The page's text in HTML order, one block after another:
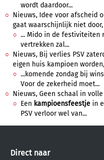
wordt daardoor...
Nieuws, Idee voor afscheid
gaat waarschijnlijk niet door,
... Mido in de festiviteiten
vertrekken zal...
Nieuws, Bij verlies PSV
eigen huis kampioen worden,
...komende zondag bij
Voor de zekerheid moet...
Nieuws, Geen schaal in volle
Een kampioensfeestje in
PSV verloor wel van...
Direct naar